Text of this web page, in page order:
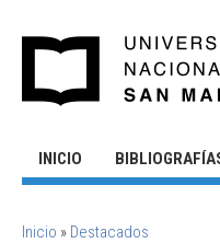
INICIO
SE ENCUENTRA USTED AQUÍ
Inicio » Destacados